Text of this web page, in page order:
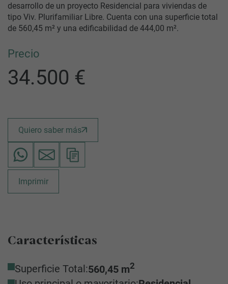
desarrollo de un proyecto Residencial para viviendas de
tipo Viv. Plurifamiliar Libre. Cuenta con una superficie total
de 560,45 m² y una edificabilidad de 444,00 m².
Precio
34.500 €
Quiero saber más
Imprimir
Características
Superficie Total:560,45 m2